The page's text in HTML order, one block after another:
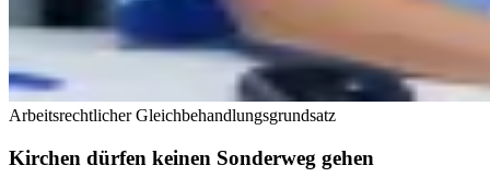
Arbeitsrechtlicher Gleichbehandlungsgrundsatz
Kirchen dürfen keinen Sonderweg gehen